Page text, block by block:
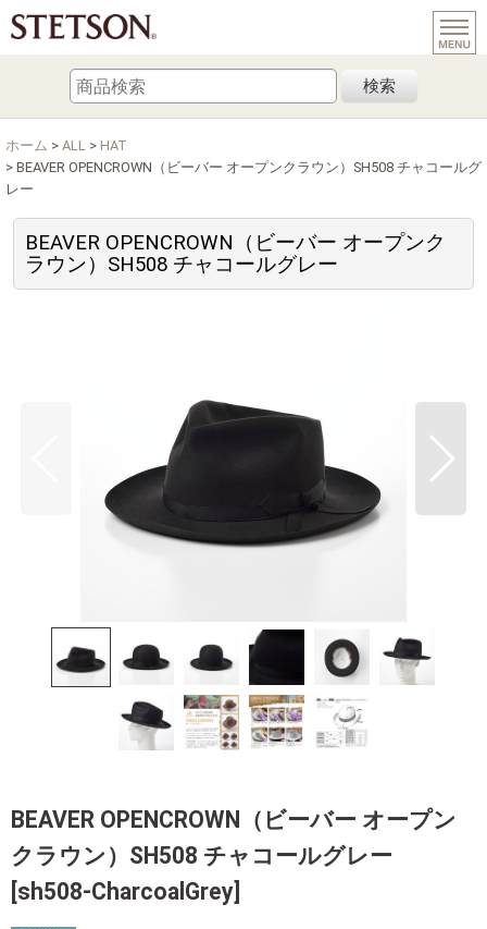
検索
ホーム > ALL > HAT
> BEAVER OPENCROWN（ビーバー オープンクラウン）SH508 チャコールグ
レー
BEAVER OPENCROWN（ビーバー オープンク
ラウン）SH508 チャコールグレー
BEAVER OPENCROWN（ビーバー オープン
クラウン）SH508 チャコールグレー
[sh508-CharcoalGrey]